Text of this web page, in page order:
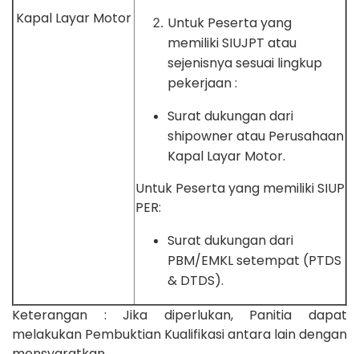
Kapal Layar Motor
Untuk Peserta yang
memiliki SIUJPT atau
sejenisnya sesuai lingkup
pekerjaan :
Surat dukungan dari
shipowner atau Perusahaan
Kapal Layar Motor.
Untuk Peserta yang memiliki SIUP
PER:
Surat dukungan dari
PBM/EMKL setempat (PTDS
& DTDS).
Keterangan : Jika diperlukan, Panitia dapat
melakukan Pembuktian Kualifikasi antara lain dengan